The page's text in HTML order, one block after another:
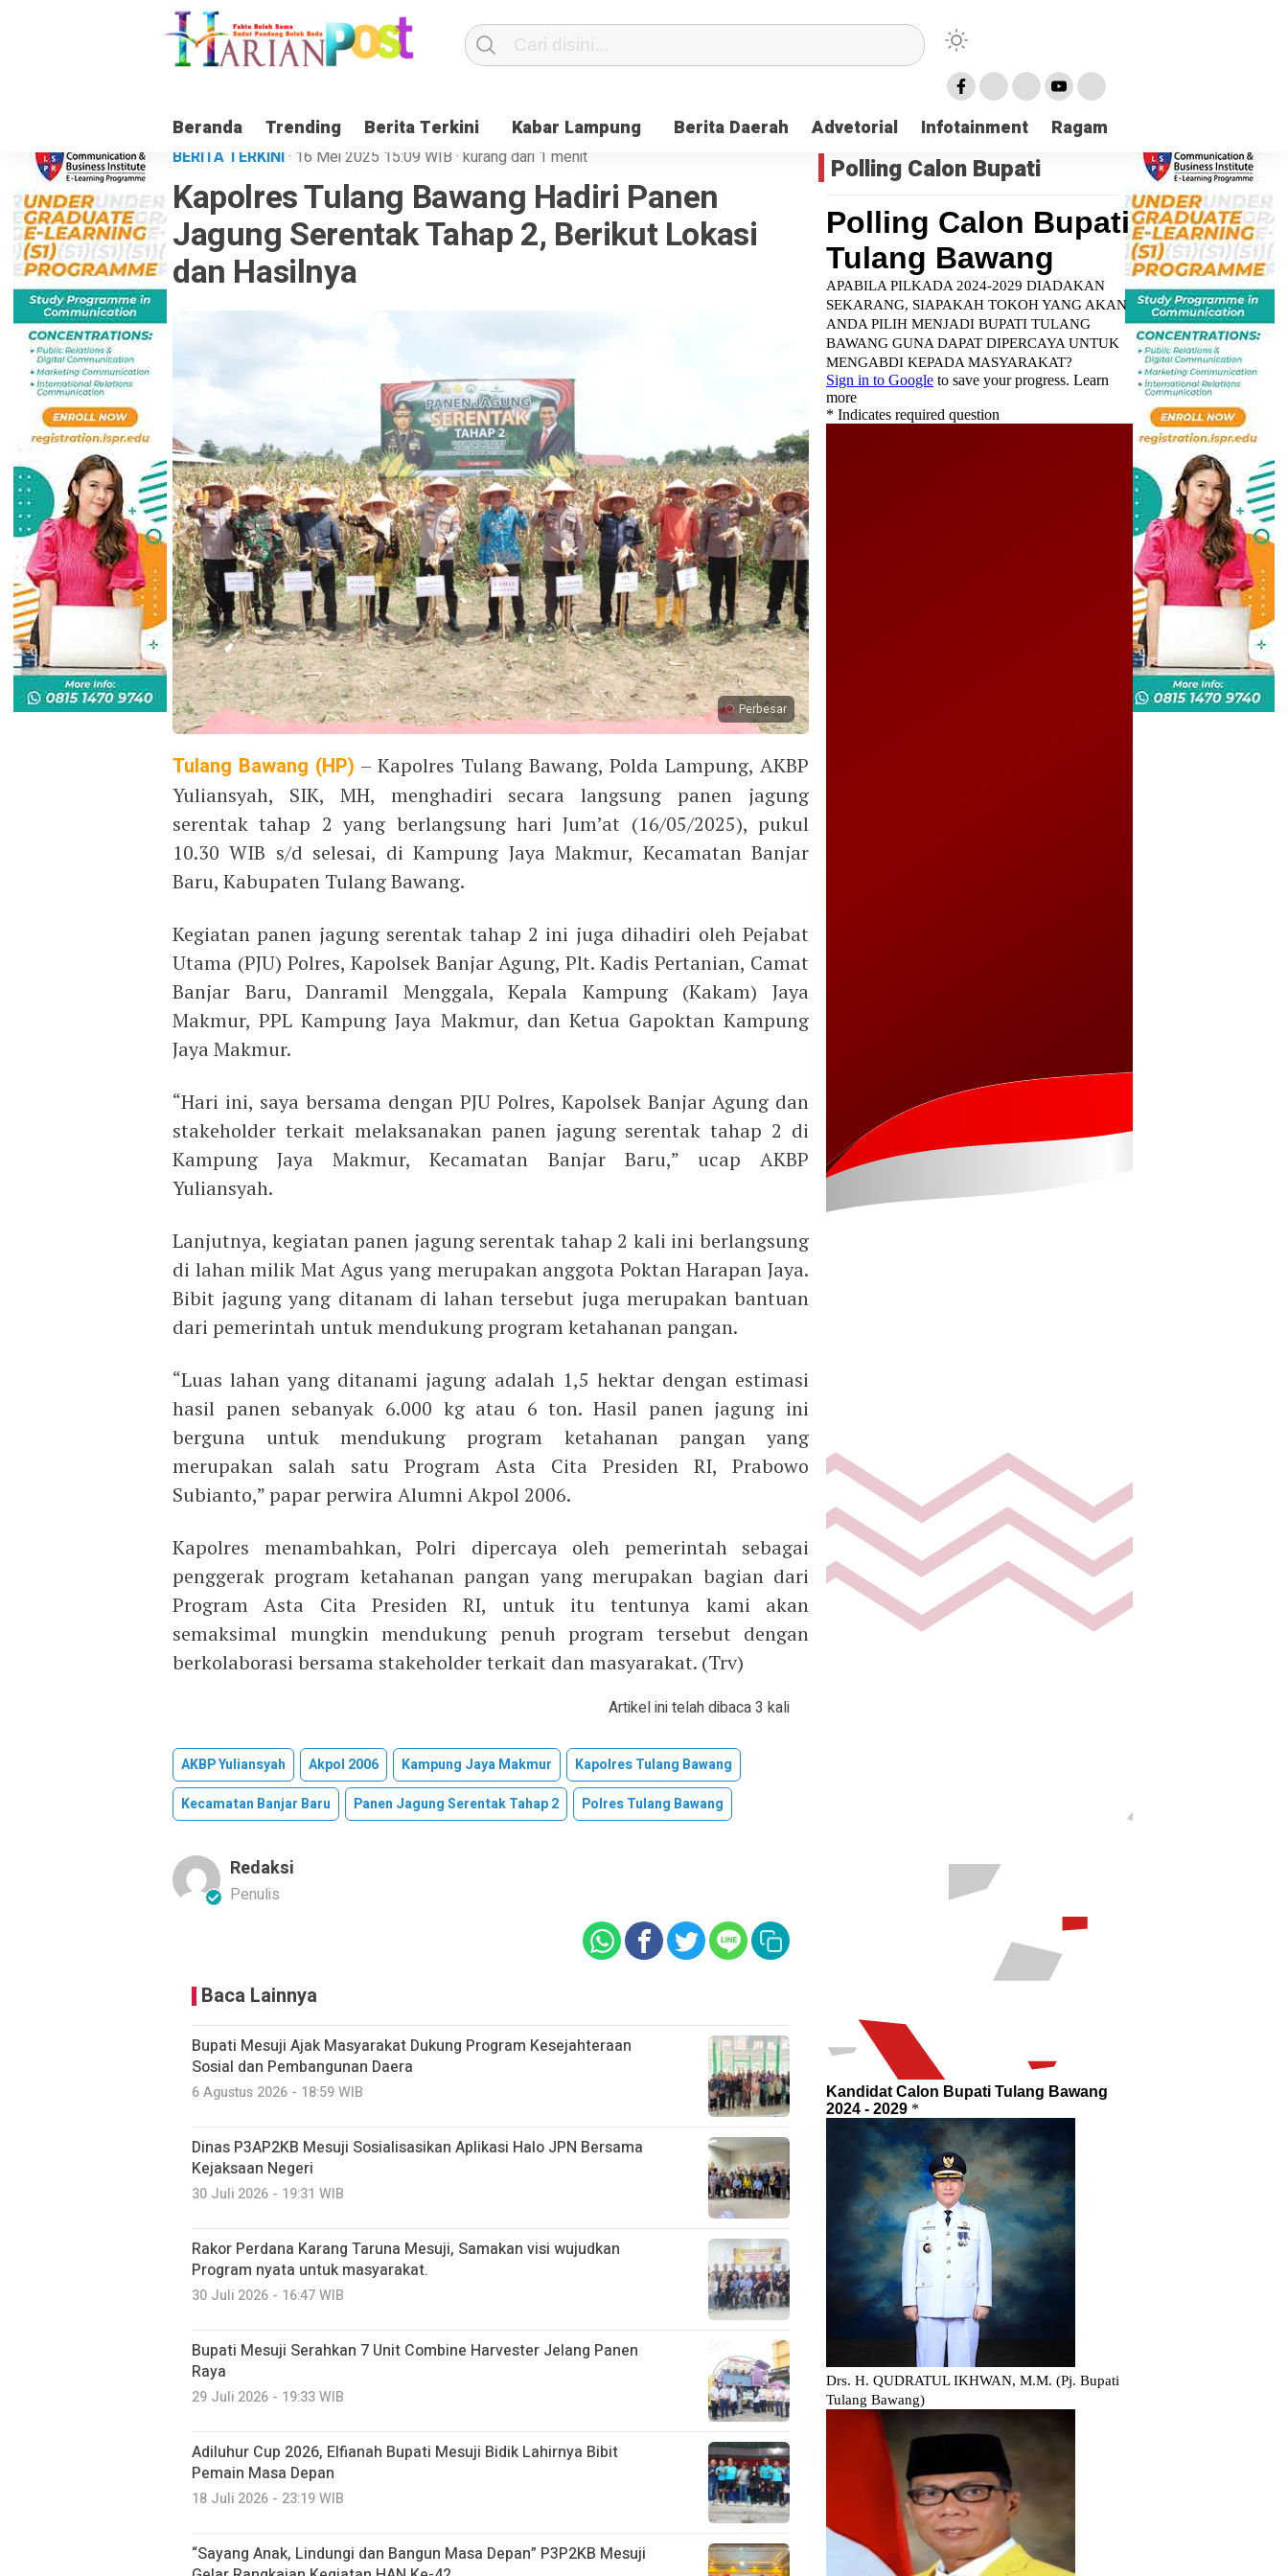
Beranda Trending Berita Terkini Kabar Lampung Berita Daerah Advetorial Infotainment Ragam
BERITA TERKINI· 16 Mei 2025 15:09 WIB · kurang dari 1 menit
Kapolres Tulang Bawang Hadiri Panen
Jagung Serentak Tahap 2, Berikut Lokasi
dan Hasilnya
Perbesar
Tulang Bawang (HP) – Kapolres Tulang Bawang, Polda Lampung, AKBP
Yuliansyah, SIK, MH, menghadiri secara langsung panen jagung
serentak tahap 2 yang berlangsung hari Jum’at (16/05/2025), pukul
10.30 WIB s/d selesai, di Kampung Jaya Makmur, Kecamatan Banjar
Baru, Kabupaten Tulang Bawang.
Kegiatan panen jagung serentak tahap 2 ini juga dihadiri oleh Pejabat
Utama (PJU) Polres, Kapolsek Banjar Agung, Plt. Kadis Pertanian, Camat
Banjar Baru, Danramil Menggala, Kepala Kampung (Kakam) Jaya
Makmur, PPL Kampung Jaya Makmur, dan Ketua Gapoktan Kampung
Jaya Makmur.
“Hari ini, saya bersama dengan PJU Polres, Kapolsek Banjar Agung dan
stakeholder terkait melaksanakan panen jagung serentak tahap 2 di
Kampung Jaya Makmur, Kecamatan Banjar Baru,” ucap AKBP
Yuliansyah.
Lanjutnya, kegiatan panen jagung serentak tahap 2 kali ini berlangsung
di lahan milik Mat Agus yang merupakan anggota Poktan Harapan Jaya.
Bibit jagung yang ditanam di lahan tersebut juga merupakan bantuan
dari pemerintah untuk mendukung program ketahanan pangan.
“Luas lahan yang ditanami jagung adalah 1,5 hektar dengan estimasi
hasil panen sebanyak 6.000 kg atau 6 ton. Hasil panen jagung ini
berguna untuk mendukung program ketahanan pangan yang
merupakan salah satu Program Asta Cita Presiden RI, Prabowo
Subianto,” papar perwira Alumni Akpol 2006.
Kapolres menambahkan, Polri dipercaya oleh pemerintah sebagai
penggerak program ketahanan pangan yang merupakan bagian dari
Program Asta Cita Presiden RI, untuk itu tentunya kami akan
semaksimal mungkin mendukung penuh program tersebut dengan
berkolaborasi bersama stakeholder terkait dan masyarakat. (Trv)
Artikel ini telah dibaca 3 kali
AKBP Yuliansyah Akpol 2006 Kampung Jaya Makmur
Kapolres Tulang Bawang
Kecamatan Banjar Baru
Panen Jagung Serentak Tahap 2 Polres Tulang Bawang
Redaksi
Penulis
Baca Lainnya
Bupati Mesuji Ajak Masyarakat Dukung Program Kesejahteraan
Sosial dan Pembangunan Daera
6 Agustus 2026 - 18:59 WIB
Dinas P3AP2KB Mesuji Sosialisasikan Aplikasi Halo JPN Bersama
Kejaksaan Negeri
30 Juli 2026 - 19:31 WIB
Rakor Perdana Karang Taruna Mesuji, Samakan visi wujudkan
Program nyata untuk masyarakat.
30 Juli 2026 - 16:47 WIB
Bupati Mesuji Serahkan 7 Unit Combine Harvester Jelang Panen
Raya
29 Juli 2026 - 19:33 WIB
Adiluhur Cup 2026, Elfianah Bupati Mesuji Bidik Lahirnya Bibit
Pemain Masa Depan
18 Juli 2026 - 23:19 WIB
“Sayang Anak, Lindungi dan Bangun Masa Depan” P3P2KB Mesuji
Polling Calon Bupati